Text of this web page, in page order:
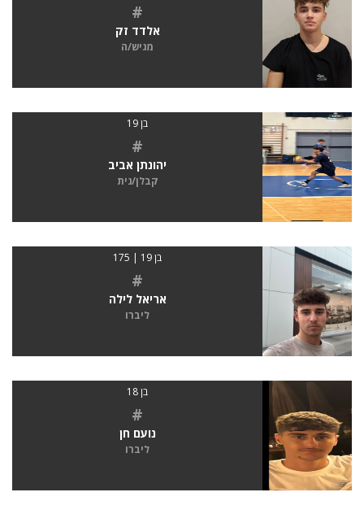
#
אלדד זק
מגיש/ה
בן 19
#
יהונתן אביב
קבלן/נית
בן 19 | 175
#
אריאל לילה
ליברו
בן 18
#
נועם חן
ליברו